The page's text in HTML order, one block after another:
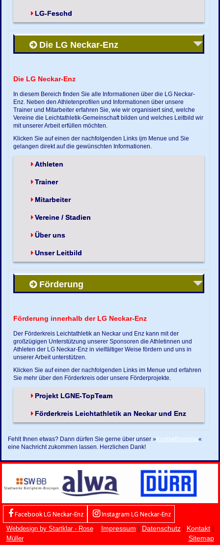
LG-Feschd
Die LG Neckar-Enz
Die LG Neckar-Enz
In diesem Bereich finden Sie alle Informationen über die LG Neckar-
Enz. Neben den Athletenprofilen und Informationen über unsere
Trainer und Mitarbeiter erfahren Sie, wie wir organisiert sind, welche
Vereine die Leichtathletik-Gemeinschaft bilden und welches Leitbild wir
mit unserer Arbeit erfüllen möchten.
Klicken Sie auf einen der nachfolgenden Links ijm Menue und Sie
gelangen direkt auf die gewünschten Informationen.
Athleten
Trainer
Mitarbeiter
Vereine / Stadien
Über uns
Unser Leitbild
Förderung
Förderung innerhalb der LG Neckar-Enz
Der Förderkreis Leichtathletik an Neckar und Enz kann mit der
großzügigen Unterstützung unserer Sponsoren die Athletinnen und
Athleten der LG Neckar-Enz in vielfältiger Weise fördern und uns in
unserer Arbeit unterstützen.
Klicken Sie auf einen der nachfolgenden Links im Menue und erfahren
Sie mehr über den Förderkreis oder unsere Förderprojekte.
Projekt LGNE-TopTeam
Förderkreis Leichtathletik an Neckar und Enz
Fehlt Ihnen etwas? Dann dürfen Sie gerne über unser »Kontaktformular«
eine Nachricht zukommen lassen. Herzlichen Dank!
Facebook LG Neckar-Enz Instagram LG Neckar-Enz
Webdesign by Startklar - Rose
Müller
Impressum | Datenschutz| Kontakt|
Sitemap